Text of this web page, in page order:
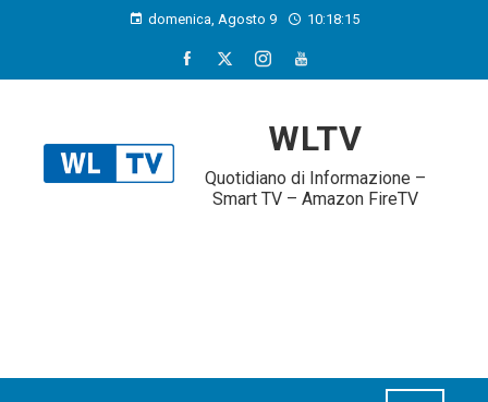
domenica, Agosto 9 10:18:16
WLTV
Quotidiano di Informazione –
Smart TV – Amazon FireTV